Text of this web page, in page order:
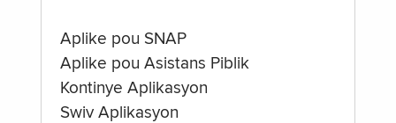
Aplike pou SNAP
Aplike pou Asistans Piblik
Kontinye Aplikasyon
Swiv Aplikasyon